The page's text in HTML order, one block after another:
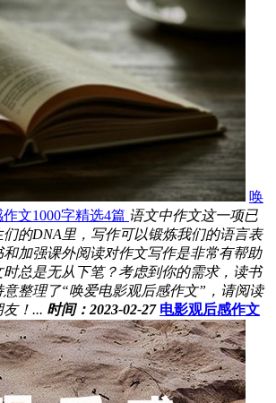
唤
文1000字精选4篇 语文中作文这一项已
的DNA里，写作可以锻炼我们的语言表
和加强课外阅读对作文写作是非常有帮助
总是无从下笔？考虑到你的需求，读书
意整理了“唤爱电影观后感作文”，请阅读
！... 时间：2023-02-27 电影观后感作文